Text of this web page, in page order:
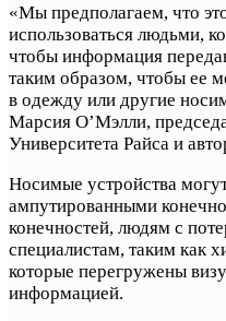
«Мы предполагаем, что
использоваться людьми,
чтобы информация
таким образом, чтобы ее
в одежду или другие
Марсия О’Мэлли,
Университета Райса и
Носимые устройства
ампутированными
конечностей, людям с
специалистам, таким как
которые перегружены
информацией.